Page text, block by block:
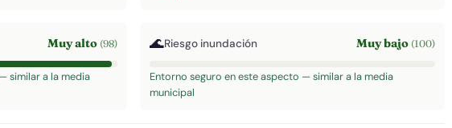
Muy alto (98)
similar a la media
🌊Riesgo inundación Muy bajo (100)
Entorno seguro en este aspecto — similar a la media
municipal